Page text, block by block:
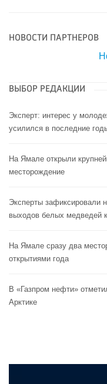
НОВОСТИ ПАРТНЕРОВ
ВЫБОР РЕДАКЦИИ
Эксперт: интерес у
усилился в последние
На Ямале открыли
месторождение
Эксперты зафиксировали
выходов белых медведей
На Ямале сразу два
открытиями года
В «Газпром нефти»
Арктике